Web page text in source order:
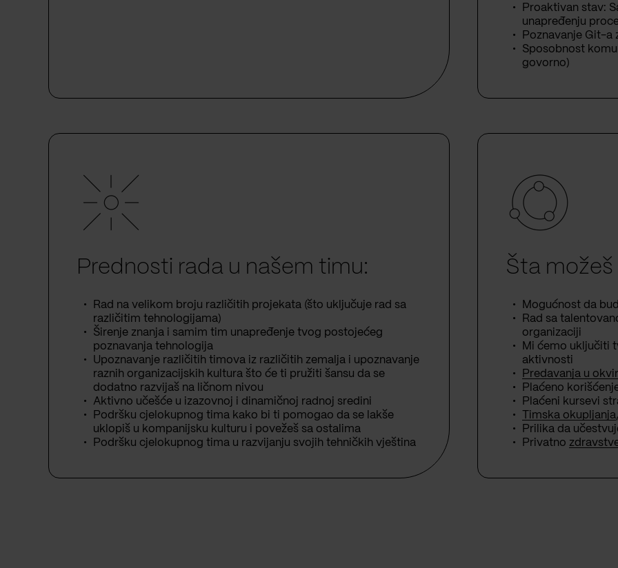
Proaktivan stav:
unapređenju
Poznavanje Git-a
Sposobnost
govorno)
Prednosti rada u našem timu:
Rad na velikom broju različitih projekata (što uključuje rad sa
različitim tehnologijama)
Širenje znanja i samim tim unapređenje tvog postojećeg
poznavanja tehnologija
Upoznavanje različitih timova iz različitih zemalja i upoznavanje
raznih organizacijskih kultura što će ti pružiti šansu da se
dodatno razvijaš na ličnom nivou
Aktivno učešće u izazovnoj i dinamičnoj radnoj sredini
Podršku cjelokupnog tima kako bi ti pomogao da se lakše
uklopiš u kompanijsku kulturu i povežeš sa ostalima
Podršku cjelokupnog tima u razvijanju svojih tehničkih vještina
Šta
Mogućnost da
Rad sa
organizaciji
Mi ćemo uključiti
aktivnosti
Predavanja u
Plaćeno
Plaćeni kursevi
Timska okupljanja
Prilika da
Privatno